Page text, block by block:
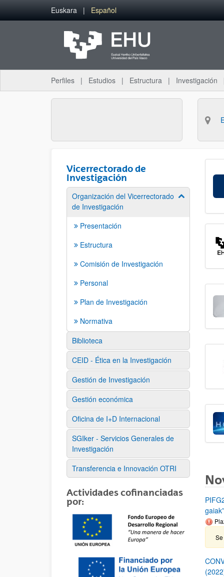
Saltar al contenido principal
Euskara Español
Perfiles Estudios Estructura Investigación
Vicerrectorado de
Investigación
Organización del Vicerrectorado
de Investigación
Mostrar/
Presentación
Estructura
Comisión de Investigación
Personal
Plan de Investigación
Normativa
Biblioteca
CEID - Ética en la Investigación
Gestión de Investigación
Gestión económica
Oficina de I+D Internacional
SGIker - Servicios Generales de
Investigación
Transferencia e Innovación OTRI
Actividades cofinanciadas
por:
gaiak”